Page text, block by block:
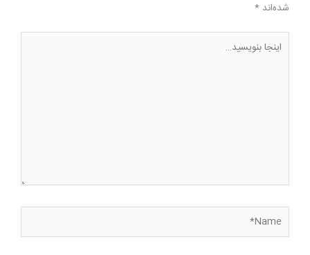
شده‌اند *
اینجا
بنویسید…